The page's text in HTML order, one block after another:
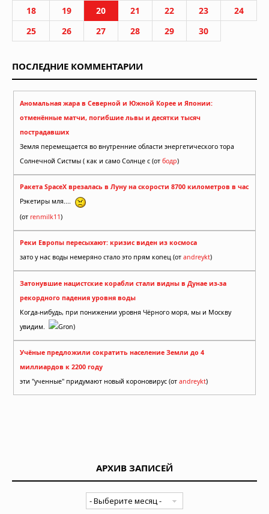
18
19 20 21 22 23
24
25
26 27 28 29 30
ПОСЛЕДНИЕ КОММЕНТАРИИ
Аномальная жара в Северной и Южной Корее и Японии:
отменённые матчи, погибшие львы и десятки тысяч
пострадавших
Земля перемещается во внутренние области энергетического тора
Солнечной Систмы ( как и само Солнце с (от бодр)
Ракета SpaceX врезалась в Луну на скорости 8700 километров в час
Рэкетиры мля....
(от renmilk11)
Реки Европы пересыхают: кризис виден из космоса
зато у нас воды немеряно стало это прям копец (от andreykt)
Затонувшие нацистские корабли стали видны в Дунае из-за
рекордного падения уровня воды
Когда-нибудь, при понижении уровня Чёрного моря, мы и Москву
увидим.
Gron)
Учёные предложили сократить население Земли до 4
миллиардов к 2200 году
эти "ученные" придумают новый короновирус (от andreykt)
АРХИВ ЗАПИСЕЙ